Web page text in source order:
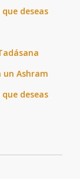
deseas
un Ashram
deseas